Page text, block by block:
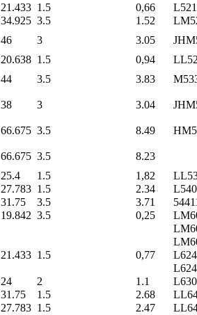
21.433 1.5 0,66
34.925 3.5 1.52
46 3 3.05
20.638 1.5 0,94
44 3.5 3.83
38 3 3.04
66.675 3.5 8.49
66.675 3.5
8.23
25.4 1.5 1,82
27.783 1.5 2.34
31.75 3.5 3.71
19.842 3.5 0,25
21.433 1.5 0,77
24 2 1.1
31.75 1.5 2.68
27.783 1.5 2.47